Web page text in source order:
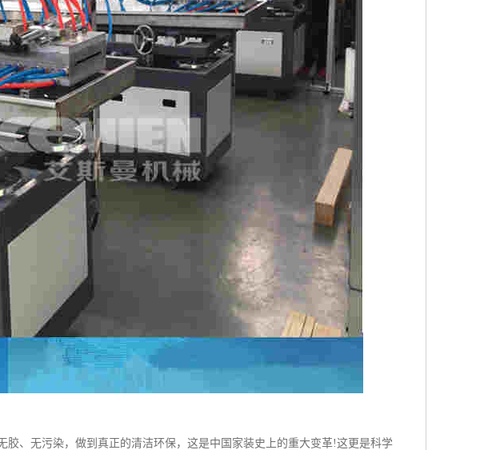
、无污染，做到真正的清洁环保，这是中国家装史上的重大变革!这更是科学